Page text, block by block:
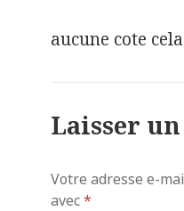
aucune cote
Laisser
Votre adresse e-
avec*